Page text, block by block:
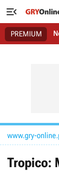

PREMIUM
www.gry-
Tropico: